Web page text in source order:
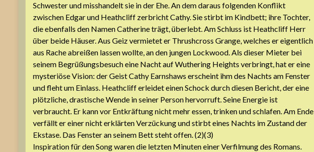
Schwester und misshandelt sie in der Ehe. An dem daraus folgenden Konflikt
zwischen Edgar und Heathcliff zerbricht Cathy. Sie stirbt im Kindbett; ihre Tochter,
die ebenfalls den Namen Catherine trägt, überlebt. Am Schluss ist Heathcliff Herr
über beide Häuser. Aus Geiz vermietet er Thrushcross Grange, welches er eigentlich
aus Rache abreißen lassen wollte, an den jungen Lockwood. Als dieser Mieter bei
seinem Begrüßungsbesuch eine Nacht auf Wuthering Heights verbringt, hat er eine
mysteriöse Vision: der Geist Cathy Earnshaws erscheint ihm des Nachts am Fenster
und fleht um Einlass. Heathcliff erleidet einen Schock durch diesen Bericht, der eine
plötzliche, drastische Wende in seiner Person hervorruft. Seine Energie ist
verbraucht. Er kann vor Entkräftung nicht mehr essen, trinken und schlafen. Am Ende
verfällt er einer nicht erklärten Verzückung und stirbt eines Nachts im Zustand der
Ekstase. Das Fenster an seinem Bett steht offen. (2)(3)
Inspiration für den Song waren die letzten Minuten einer Verfilmung des Romans.